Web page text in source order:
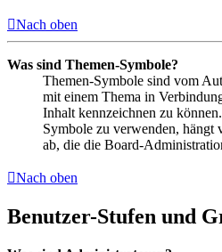
Nach oben
Was sind Themen-Symbole?
Themen-Symbole sind vom
mit einem Thema in
Inhalt kennzeichnen zu
Symbole zu verwenden, hängt
ab, die die Board-
Nach oben
Benutzer-Stufen und